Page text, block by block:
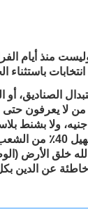
منذ أيام
الصناديق، أو
لا يعرفون حتى
الكمبيوتر حول اللجان، ولا
هذا لا يعنينى بقدر ما
خلق الأرض
عن الدين